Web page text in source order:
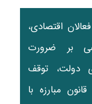
اقتصادی،
بر ضرورت
دولت، توقف
مبارزه با